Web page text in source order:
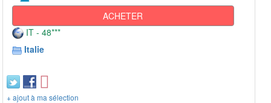
ACHETER
IT - 48***
Italie
+ ajout à ma sélection